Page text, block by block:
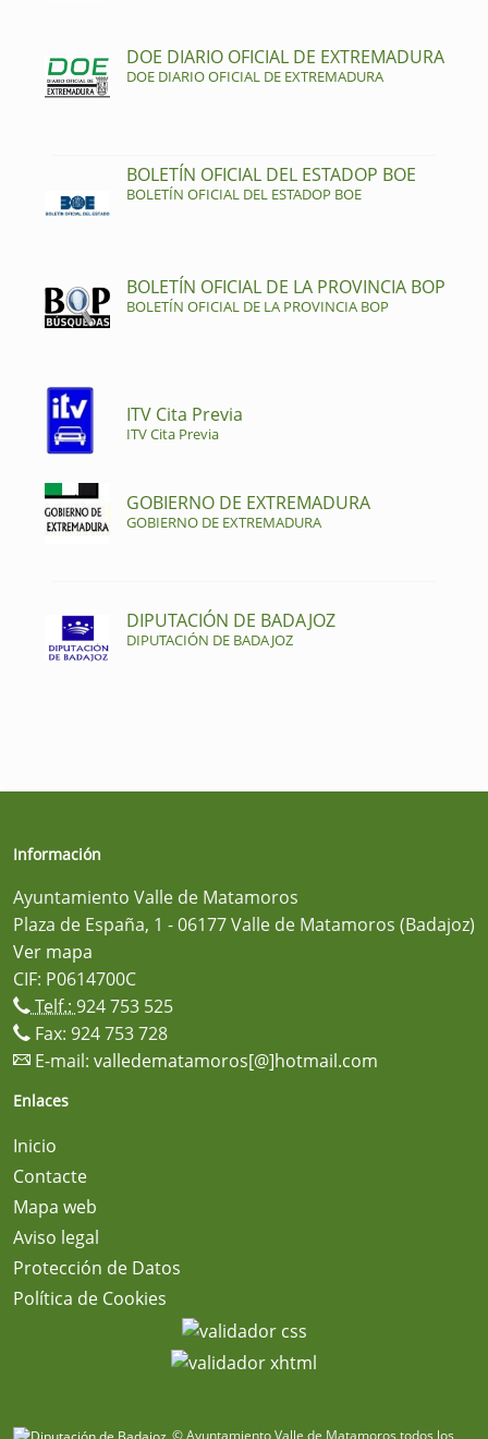
DOE DIARIO OFICIAL DE EXTREMADURA
DOE DIARIO OFICIAL DE EXTREMADURA
BOLETÍN OFICIAL DEL ESTADOP BOE
BOLETÍN OFICIAL DEL ESTADOP BOE
BOLETÍN OFICIAL DE LA PROVINCIA BOP
BOLETÍN OFICIAL DE LA PROVINCIA BOP
ITV Cita Previa
ITV Cita Previa
GOBIERNO DE EXTREMADURA
GOBIERNO DE EXTREMADURA
DIPUTACIÓN DE BADAJOZ
DIPUTACIÓN DE BADAJOZ
Información
Ayuntamiento Valle de Matamoros
Plaza de España, 1 - 06177 Valle de Matamoros (Badajoz)
Ver mapa
CIF: P0614700C
Telf.: 924 753 525
Fax: 924 753 728
E-mail: valledematamoros[@]hotmail.com
Enlaces
Inicio
Contacte
Mapa web
Aviso legal
Protección de Datos
Política de Cookies